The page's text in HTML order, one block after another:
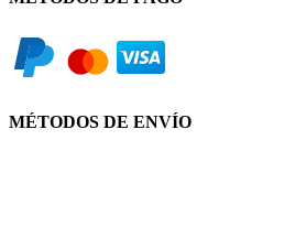
MÉTODOS DE ENVÍO